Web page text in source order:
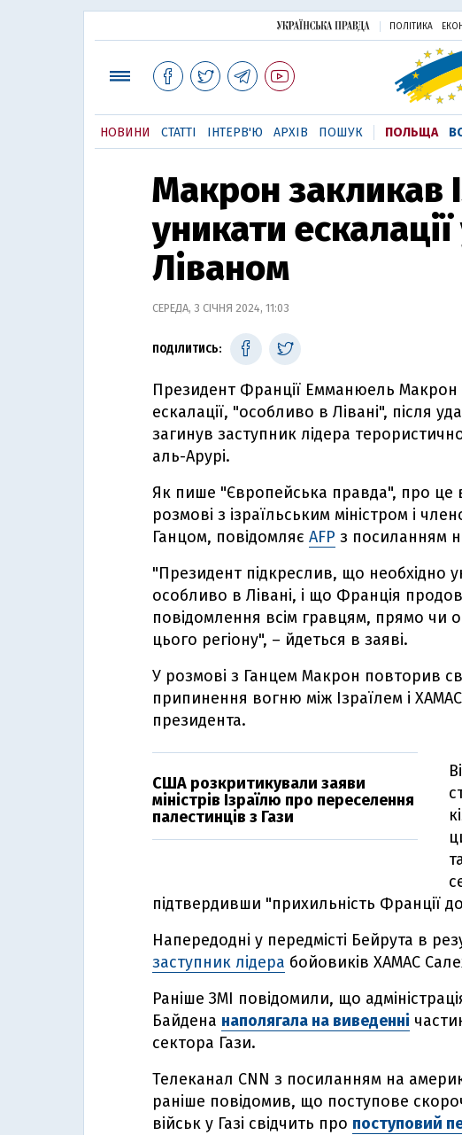
ПОЛІТИКА
НОВИНИ СТАТТІ ІНТЕРВ'Ю АРХІВ ПОШУК ПОЛЬЩА
Макрон закликав
уникати
Ліваном
СЕРЕДА, 3 СІЧНЯ 2024, 11:03
ПОДІЛИТИСЬ:
Президент Франції Емманюель Макрон
ескалації, "особливо в Лівані", після
загинув заступник лідера
аль-Арурі.
Як пише "Європейська правда", про це
розмові з ізраїльським міністром і
Ганцом, повідомляє AFP з посиланням
"Президент підкреслив, що необхідно
особливо в Лівані, і що Франція
повідомлення всім гравцям, прямо чи
цього регіону", – йдеться в заяві.
У розмові з Ганцем Макрон повторив
припинення вогню між Ізраїлем і
президента.
США розкритикували заяви
міністрів Ізраїлю про переселення
палестинців з Гази
підтвердивши "прихильність Франції
Напередодні у передмісті Бейрута в
заступник лідера бойовиків ХАМАС
Раніше ЗМІ повідомили, що
Байдена наполягала на виведенні
сектора Гази.
Телеканал CNN з посиланням на
раніше повідомив, що поступове
військ у Газі свідчить про поступовий